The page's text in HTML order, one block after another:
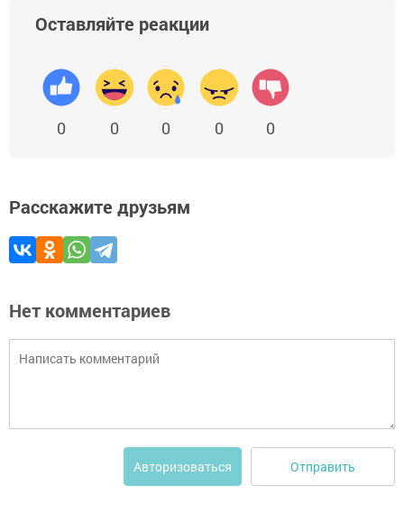
Оставляйте реакции
0 0 0 0 0
Расскажите друзьям
Нет комментариев
Авторизоваться Отправить